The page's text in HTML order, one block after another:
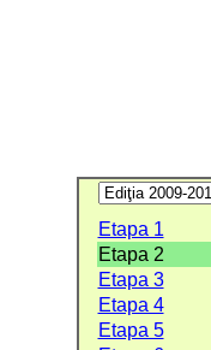
Etapa 1
Etapa 2
Etapa 3
Etapa 4
Etapa 5